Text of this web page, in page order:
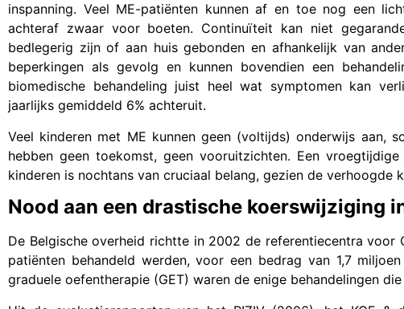
inspanning. Veel ME-patiënten kunnen af en toe nog een
achteraf zwaar voor boeten. Continuïteit kan niet
bedlegerig zijn of aan huis gebonden en afhankelijk van
beperkingen als gevolg en kunnen bovendien een
biomedische behandeling juist heel wat symptomen kan
jaarlijks gemiddeld 6% achteruit.
Veel kinderen met ME kunnen geen (voltijds) onderwijs aan,
hebben geen toekomst, geen vooruitzichten. Een
kinderen is nochtans van cruciaal belang, gezien de verhoogde
Nood aan een drastische koerswijziging
De Belgische overheid richtte in 2002 de referentiecentra
patiënten behandeld werden, voor een bedrag van 1,7
graduele oefentherapie (GET) waren de enige behandelingen